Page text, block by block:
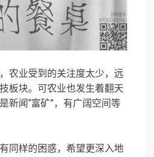
农业受到的关注度太少，远
板块。可农业也发生着翻天
新闻“富矿”，有广阔空间等
同样的困惑，希望更深入地